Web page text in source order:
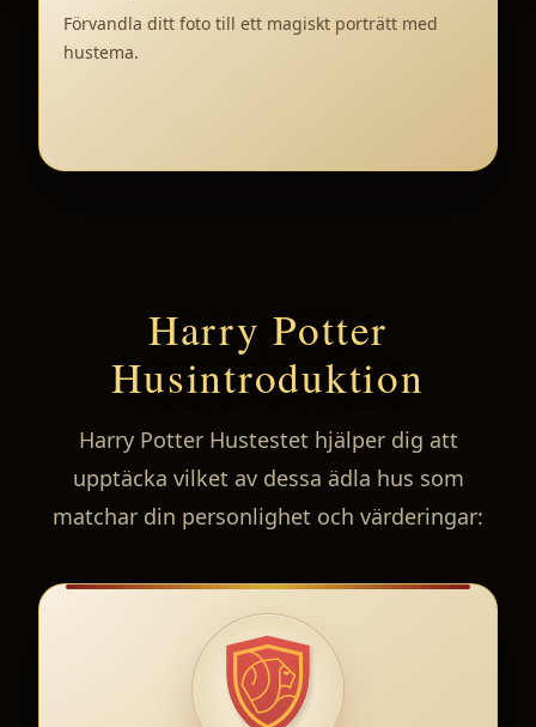
Förvandla ditt foto till ett magiskt porträtt med
hustema.
Harry Potter
Husintroduktion
Harry Potter Hustestet hjälper dig att
upptäcka vilket av dessa ädla hus som
matchar din personlighet och värderingar: